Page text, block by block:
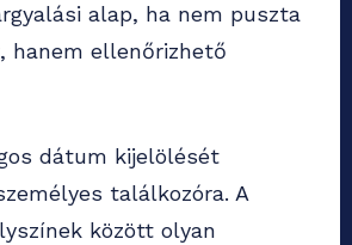
alap, ha nem puszta
hanem ellenőrizhető
dátum kijelölését
találkozóra. A
között olyan